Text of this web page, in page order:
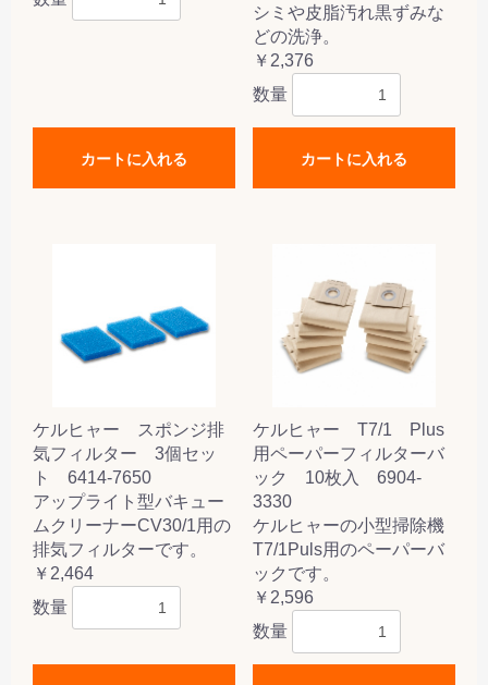
カートに入れる
シミや皮脂汚れ黒ずみな
どの洗浄。
￥2,376
数量
カートに入れる
ケルヒャー スポンジ排
気フィルター 3個セッ
ト 6414-7650
アップライト型バキュー
ムクリーナーCV30/1用の
排気フィルターです。
￥2,464
数量
ケルヒャー T7/1 Plus
用ペーパーフィルターバ
ック 10枚入 6904-
3330
ケルヒャーの小型掃除機
T7/1Puls用のペーパーバ
ックです。
￥2,596
数量